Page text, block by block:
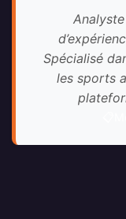
Spécialisé
les sports